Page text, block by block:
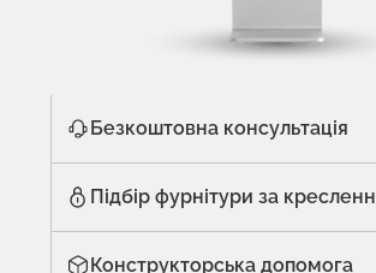
Безкоштовна консультація
Підбір фурнітури за
Конструкторська допомога